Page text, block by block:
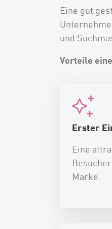
Eine gut
und
Vorteile
Erster
Eine
Marke.